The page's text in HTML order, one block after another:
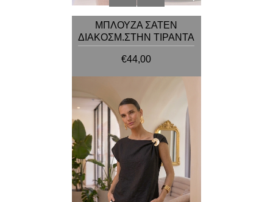
ΜΠΛΟΥΖΑ ΣΑΤΕΝ
ΔΙΑΚΟΣΜ.ΣΤΗΝ ΤΙΡΑΝΤΑ
€44,00